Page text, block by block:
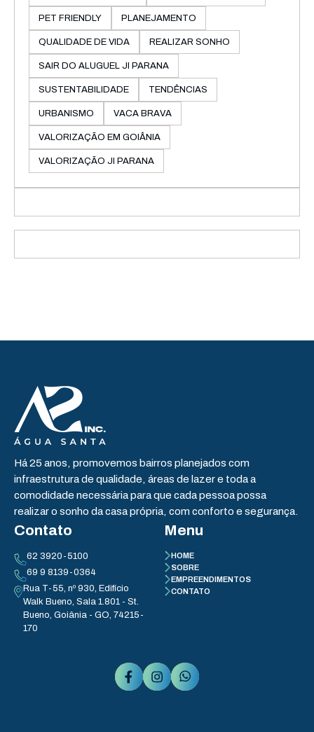
PET FRIENDLY PLANEJAMENTO
QUALIDADE DE VIDA REALIZAR SONHO
SAIR DO ALUGUEL JI PARANA
SUSTENTABILIDADE TENDÊNCIAS
URBANISMO VACA BRAVA
VALORIZAÇÃO EM GOIÂNIA
VALORIZAÇÃO JI PARANA
Há 25 anos, promovemos bairros planejados com
infraestrutura de qualidade, áreas de lazer e toda a
comodidade necessária para que cada pessoa possa
realizar o sonho da casa própria, com conforto e segurança.
Contato
62 3920-5100
69 9 8139-0364
Rua T-55, nº 930, Edifício
Walk Bueno, Sala 1.801 - St.
Bueno, Goiânia - GO, 74215-
170
Menu
HOME
SOBRE
EMPREENDIMENTOS
CONTATO